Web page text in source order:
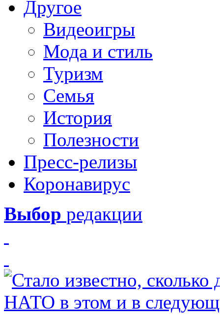
Другое
Видеоигры
Мода и стиль
Туризм
Семья
История
Полезности
Пресс-релизы
Коронавирус
Выбор редакции